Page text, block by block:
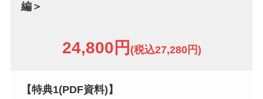
編＞
24,800円 (税込27,280円)
【特典1(PDF資料)】